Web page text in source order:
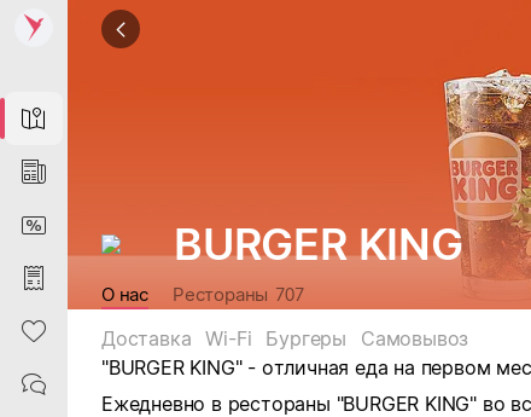
Map
News
DiscountCard
Purchases
Heart
Contacts
BURGER KING
О нас Рестораны 707
Доставка Wi-Fi Бургеры
Самовывоз
"BURGER KING" - отличная еда на первом
Ежедневно в рестораны "BURGER KING" во